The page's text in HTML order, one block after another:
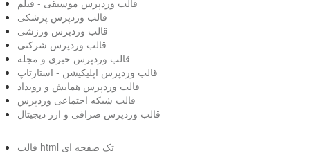
قالب وردپرس موسیقی - فیلم
قالب وردپرس پزشکی
قالب وردپرس ورزشی
قالب وردپرس شرکتی
قالب وردپرس خبری و مجله
قالب وردپرس اپلیکیشن - استارتاپ
قالب وردپرس همایش و رویداد
قالب شبکه اجتماعی وردپرس
قالب وردپرس صرافی و ارز دیجیتال
قالب html تک صفحه ای